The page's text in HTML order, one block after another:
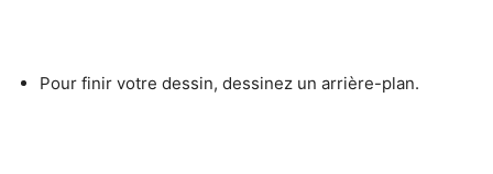
Pour finir votre dessin, dessinez un arrière-plan.